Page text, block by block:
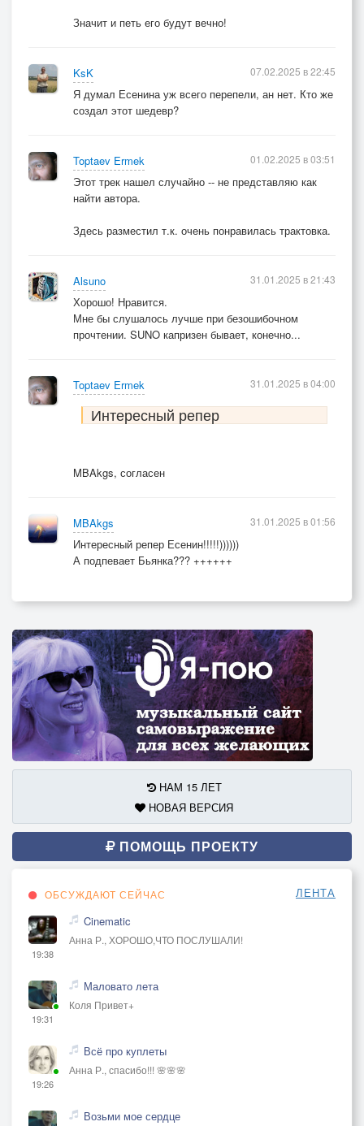
Значит и петь его будут вечно!
KsK
Я думал Есенина уж всего перепели, ан нет. Кто же
создал этот шедевр?
07.02.2025 в 22:45
Toptaev Ermek
Этот трек нашел случайно -- не представляю как
найти автора.
Здесь разместил т.к. очень понравилась трактовка.
01.02.2025 в 03:51
Alsuno
Хорошо! Нравится.
Мне бы слушалось лучше при безошибочном
прочтении. SUNO капризен бывает, конечно...
31.01.2025 в 21:43
Toptaev Ermek
Интересный репер
MBAkgs, согласен
31.01.2025 в 04:00
MBAkgs
Интересный репер Есенин!!!!!))))))
А подпевает Бьянка??? ++++++
31.01.2025 в 01:56
НАМ 15 ЛЕТ
НОВАЯ ВЕРСИЯ
ПОМОЩЬ ПРОЕКТУ
ОБСУЖДАЮТ СЕЙЧАС ЛЕНТА
19:38
Cinematic
Анна Р., ХОРОШО,ЧТО ПОСЛУШАЛИ!
19:31
Маловато лета
Коля Привет+
19:26
Всё про куплеты
Анна Р., спасибо!!! 🌸🌸🌸
Возьми мое сердце